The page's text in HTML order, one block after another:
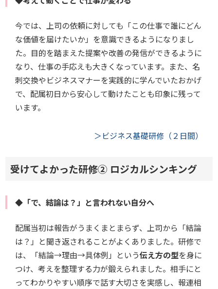
今では、上司の依頼に対しても「この仕事で誰にどん
な価値を届けたいか」を意識できるようになりまし
た。目的を踏まえた提案や改善の発信ができるように
なり、仕事の手応えも大きくなっています。また、名
刺交換やビジネスマナーを実践的に学んでいたおかげ
で、配属初日から安心して動けたことも印象に残って
います。
＞ビジネス基礎研修（２日間）
受けてよかった研修② ロジカルシンキング
◆「で、結論は？」と言われない自分へ
配属当初は報告がうまくまとまらず、上司から「結論
は？」と聞き返されることがよくありました。研修で
は、「結論→理由→具体例」という伝え方の型を身に
つけ、考えを整理する力が鍛えられました。相手にと
ってわかりやすい順序で話す大切さを実感し、報連相